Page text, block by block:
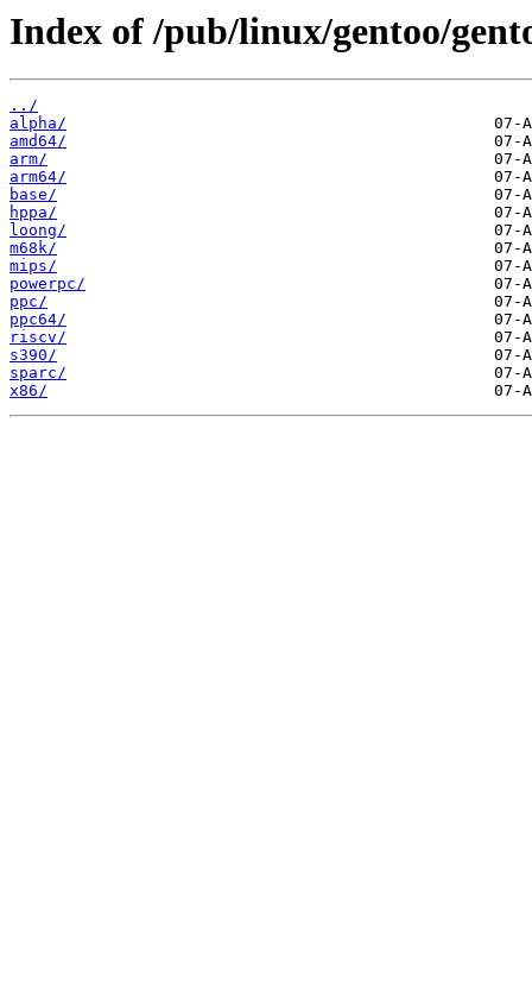
Index of /pub/linux/gentoo/
../
alpha/
amd64/
arm/
arm64/
base/
hppa/
loong/
m68k/
mips/
powerpc/
ppc/
ppc64/
riscv/
s390/
sparc/
x86/